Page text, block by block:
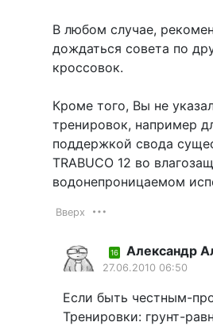
В любом случае,
дождаться совета по
кроссовок.
Кроме того, Вы не
тренировок, например
поддержкой свода
TRABUCO 12 во
водонепроницаемом
Вверх
16 Александр
27.06.2010 06:50
Если быть честным-
Тренировки: грунт-